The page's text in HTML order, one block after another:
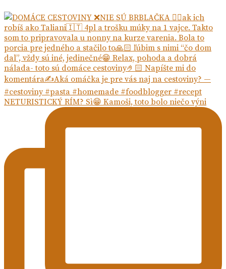
NETURISTICKÝ RÍM? Sì😁 Kamoši, toto bolo niečo výni